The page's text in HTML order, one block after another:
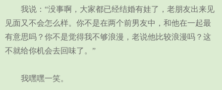
我说：“没事啊，大家都已经结婚有娃了，老朋友出来见
见面又不会怎么样。你不是在两个前男友中，和他在一起最
有意思吗？你不是觉得我不够浪漫，老说他比较浪漫吗？这
不就给你机会去回味了。”
我嘿嘿一笑。